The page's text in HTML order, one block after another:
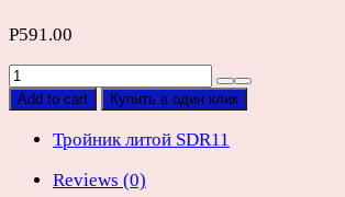
Р591.00
Тройник
литой
SDR11
quantity
Add to cart Купить в один клик
Тройник литой SDR11
Reviews (0)